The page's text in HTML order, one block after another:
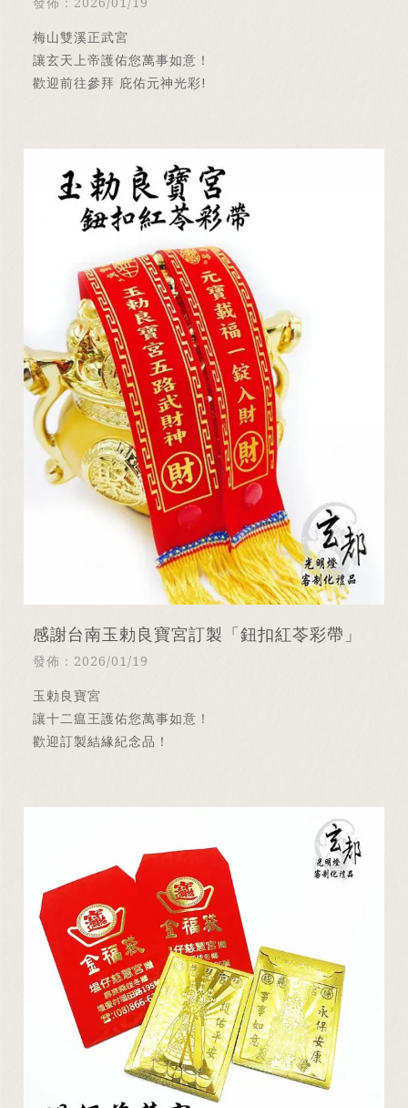
梅山雙溪正武宮
讓玄天上帝護佑您萬事如意！
歡迎前往參拜 庇佑元神光彩!
感謝台南玉勅良寶宮訂製「鈕扣紅苓彩帶」
發佈：2026/01/19
玉勅良寶宮
讓十二瘟王護佑您萬事如意！
歡迎訂製結緣紀念品！